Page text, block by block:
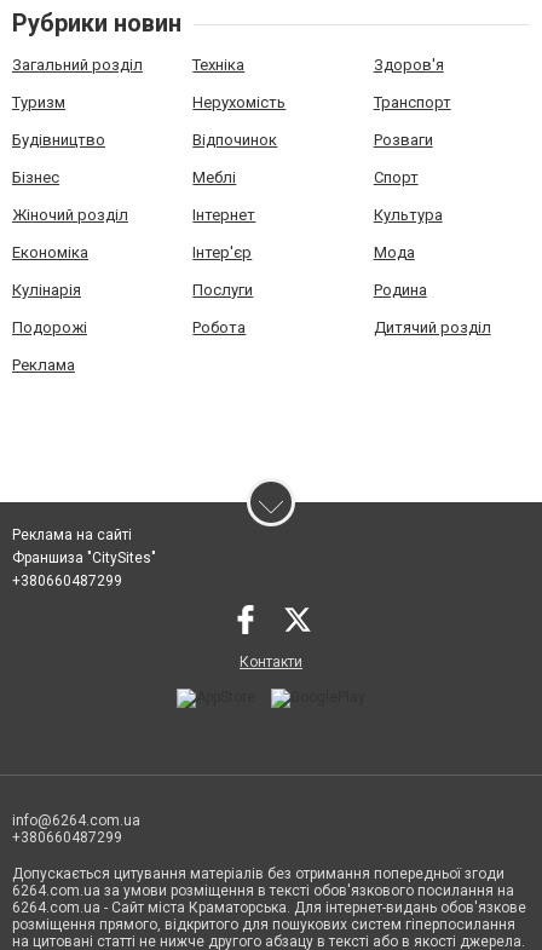
Рубрики новин
Загальний розділ Техніка Здоров'я
Туризм Нерухомість Транспорт
Будівництво Відпочинок Розваги
Бізнес Меблі Спорт
Жіночий розділ Інтернет Культура
Економіка Інтер'єр Мода
Кулінарія Послуги Родина
Подорожі Робота Дитячий розділ
Реклама
Реклама на сайті
Франшиза "CitySites"
+380660487299
Контакти
info@6264.com.ua
+380660487299
Допускається цитування матеріалів без отримання попередньої згоди
6264.com.ua за умови розміщення в тексті обов'язкового посилання на
6264.com.ua - Сайт міста Краматорська. Для інтернет-видань обов'язкове
розміщення прямого, відкритого для пошукових систем гіперпосилання
на цитовані статті не нижче другого абзацу в тексті або в якості джерела.